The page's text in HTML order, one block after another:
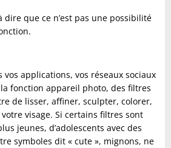
dire que ce n’est pas une possibilité
vos applications, vos réseaux sociaux
fonction appareil photo, des filtres
de lisser, affiner, sculpter, colorer,
visage. Si certains filtres sont
jeunes, d’adolescents avec des
symboles dit « cute », mignons, ne